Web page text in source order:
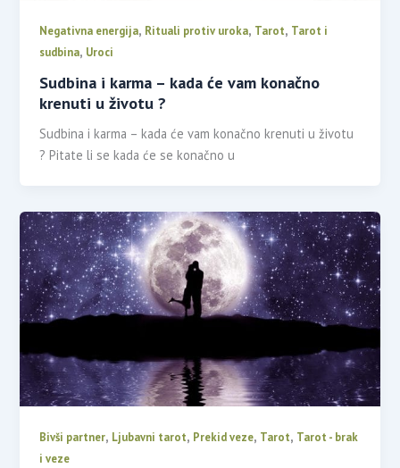
Negativna energija, Rituali protiv uroka, Tarot, Tarot i
sudbina, Uroci
Sudbina i karma – kada će vam konačno
krenuti u životu ?
Sudbina i karma – kada će vam konačno krenuti u životu
? Pitate li se kada će se konačno u
Bivši partner, Ljubavni tarot, Prekid veze, Tarot, Tarot - brak
i veze